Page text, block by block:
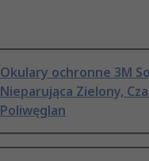
Okulary ochronne 3M
Nieparująca Zielony,
Poliwęglan